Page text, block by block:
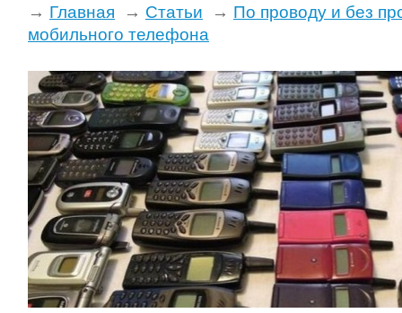
→ Главная → Статьи → По проводу и без
мобильного телефона